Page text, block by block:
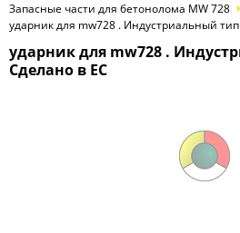
Запасные части для бетонолома MW 728
ударник для mw728 . Индустриальный
ударник для mw728 .
Сделано в ЕС